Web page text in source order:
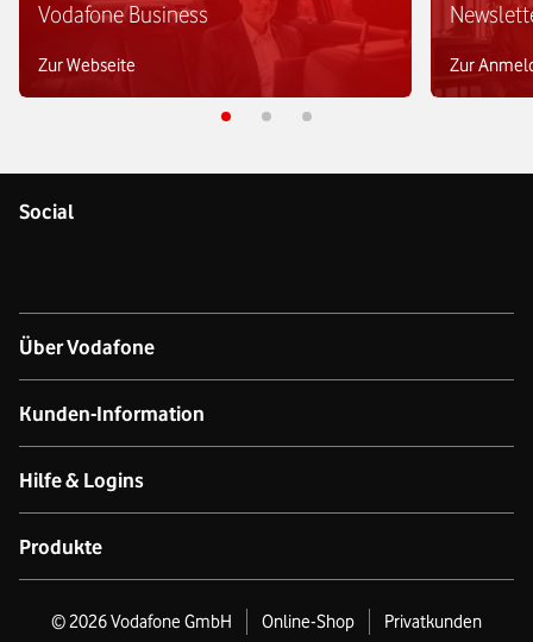
Vodafone Business
Zur Webseite Zur
Social
Über Vodafone
Über das Unternehmen
Netzabdeckung Mobilfunk
Nachhaltigkeit
Kunden-Information
Kontakt für Geschäftskund:innen
Datenschutz
Hilfe & Logins
Produkt- & technischer Support
Produkte
©2026Vodafone GmbH Online-Shop Privatkunden